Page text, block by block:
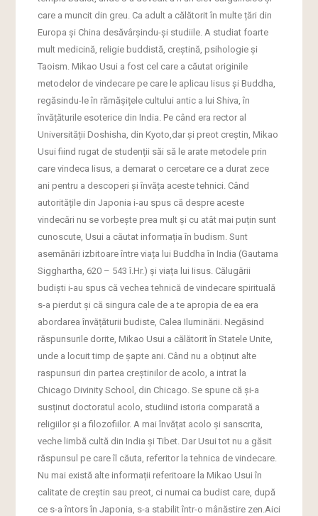
care a muncit din greu. Ca adult a călătorit în multe țări din
Europa și China desăvârșindu-și studiile. A studiat foarte
mult medicină, religie buddistă, creștină, psihologie și
Taoism. Mikao Usui a fost cel care a căutat originile
metodelor de vindecare pe care le aplicau Iisus și Buddha,
regăsindu-le în rămășițele cultului antic a lui Shiva, în
învățăturile esoterice din India. Pe când era rector al
Universității Doshisha, din Kyoto,dar și preot creștin, Mikao
Usui fiind rugat de studenții săi să le arate metodele prin
care vindeca Iisus, a demarat o cercetare ce a durat zece
ani pentru a descoperi și învăța aceste tehnici. Când
autoritățile din Japonia i-au spus că despre aceste
vindecări nu se vorbește prea mult și cu atât mai puțin sunt
cunoscute, Usui a căutat informația în budism. Sunt
asemănări izbitoare între viața lui Buddha în India (Gautama
Sigghartha, 620 – 543 î.Hr.) și viața lui Iisus. Călugării
budiști i-au spus că vechea tehnică de vindecare spirituală
s-a pierdut și că singura cale de a te apropia de ea era
abordarea învățăturii budiste, Calea Iluminării. Negăsind
răspunsurile dorite, Mikao Usui a călătorit în Statele Unite,
unde a locuit timp de șapte ani. Când nu a obținut alte
raspunsuri din partea creștinilor de acolo, a intrat la
Chicago Divinity School, din Chicago. Se spune că și-a
susținut doctoratul acolo, studiind istoria comparată a
religiilor și a filozofiilor. A mai învățat acolo și sanscrita,
veche limbă cultă din India și Tibet. Dar Usui tot nu a găsit
răspunsul pe care îl căuta, referitor la tehnica de vindecare.
Nu mai există alte informații referitoare la Mikao Usui în
calitate de creștin sau preot, ci numai ca budist care, după
ce s-a întors în Japonia, s-a stabilit într-o mânăstire zen.Aici